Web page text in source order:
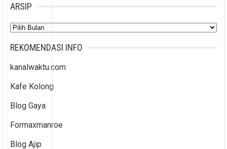
ARSIP
Arsip
REKOMENDASI INFO
kanalwaktu.com
Kafe Kolong
Blog Gaya
Formaxmanroe
Blog Ajip